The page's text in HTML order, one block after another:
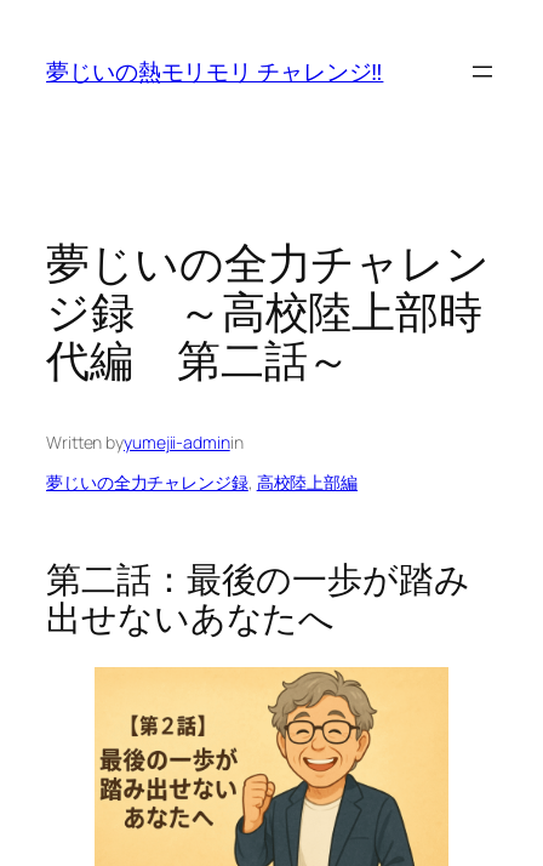
夢じいの熱モリモリ チャレンジ‼
夢じいの全力チャレン
ジ録 ～高校陸上部時
代編 第二話～
Written byyumejii-adminin
夢じいの全力チャレンジ録, 高校陸上部編
第二話：最後の一歩が踏み
出せないあなたへ